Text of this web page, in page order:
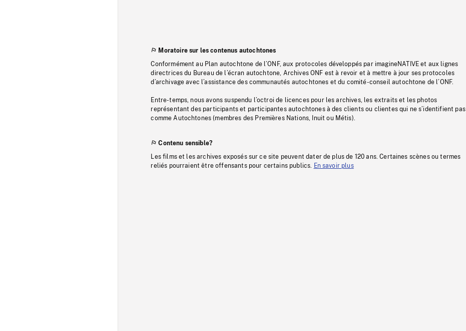
Moratoire sur les contenus autochtones
Conformément au Plan autochtone de l’ONF, aux protocoles développés par imagineNATIVE et aux lignes
directrices du Bureau de l’écran autochtone, Archives ONF est à revoir et à mettre à jour ses protocoles
d’archivage avec l’assistance des communautés autochtones et du comité-conseil autochtone de l’ONF.
Entre-temps, nous avons suspendu l’octroi de licences pour les archives, les extraits et les photos
représentant des participants et participantes autochtones à des clients ou clientes qui ne s’identifient pas
comme Autochtones (membres des Premières Nations, Inuit ou Métis).
Contenu sensible?
Les films et les archives exposés sur ce site peuvent dater de plus de 120 ans. Certaines scènes ou termes
reliés pourraient être offensants pour certains publics.
En savoir plus